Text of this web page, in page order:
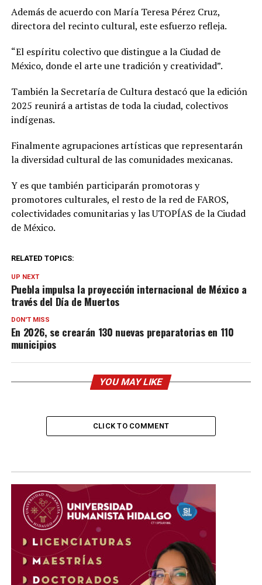
Además de acuerdo con María Teresa Pérez Cruz,
directora del recinto cultural, este esfuerzo refleja.
“El espíritu colectivo que distingue a la Ciudad de
México, donde el arte une tradición y creatividad”.
También la Secretaría de Cultura destacó que la edición
2025 reunirá a artistas de toda la ciudad, colectivos
indígenas.
Finalmente agrupaciones artísticas que representarán
la diversidad cultural de las comunidades mexicanas.
Y es que también participarán promotoras y
promotores culturales, el resto de la red de FAROS,
colectividades comunitarias y las UTOPÍAS de la Ciudad
de México.
RELATED TOPICS:
UP NEXT
Puebla impulsa la proyección internacional de México a
través del Día de Muertos
DON'T MISS
En 2026, se crearán 130 nuevas preparatorias en 110
municipios
YOU MAY LIKE
CLICK TO COMMENT